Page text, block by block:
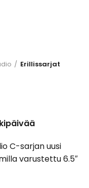
Erillissarjat
C-sarjan uusi
varustettu 6.5″